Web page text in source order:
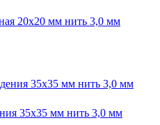
20х20 мм нить 3,0 мм
35х35 мм нить 3,0 мм